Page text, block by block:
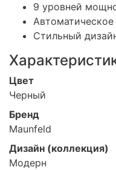
9 уровней
Стильный
Цвет
Черный
Бренд
Maunfeld
Дизайн (коллекция)
Модерн